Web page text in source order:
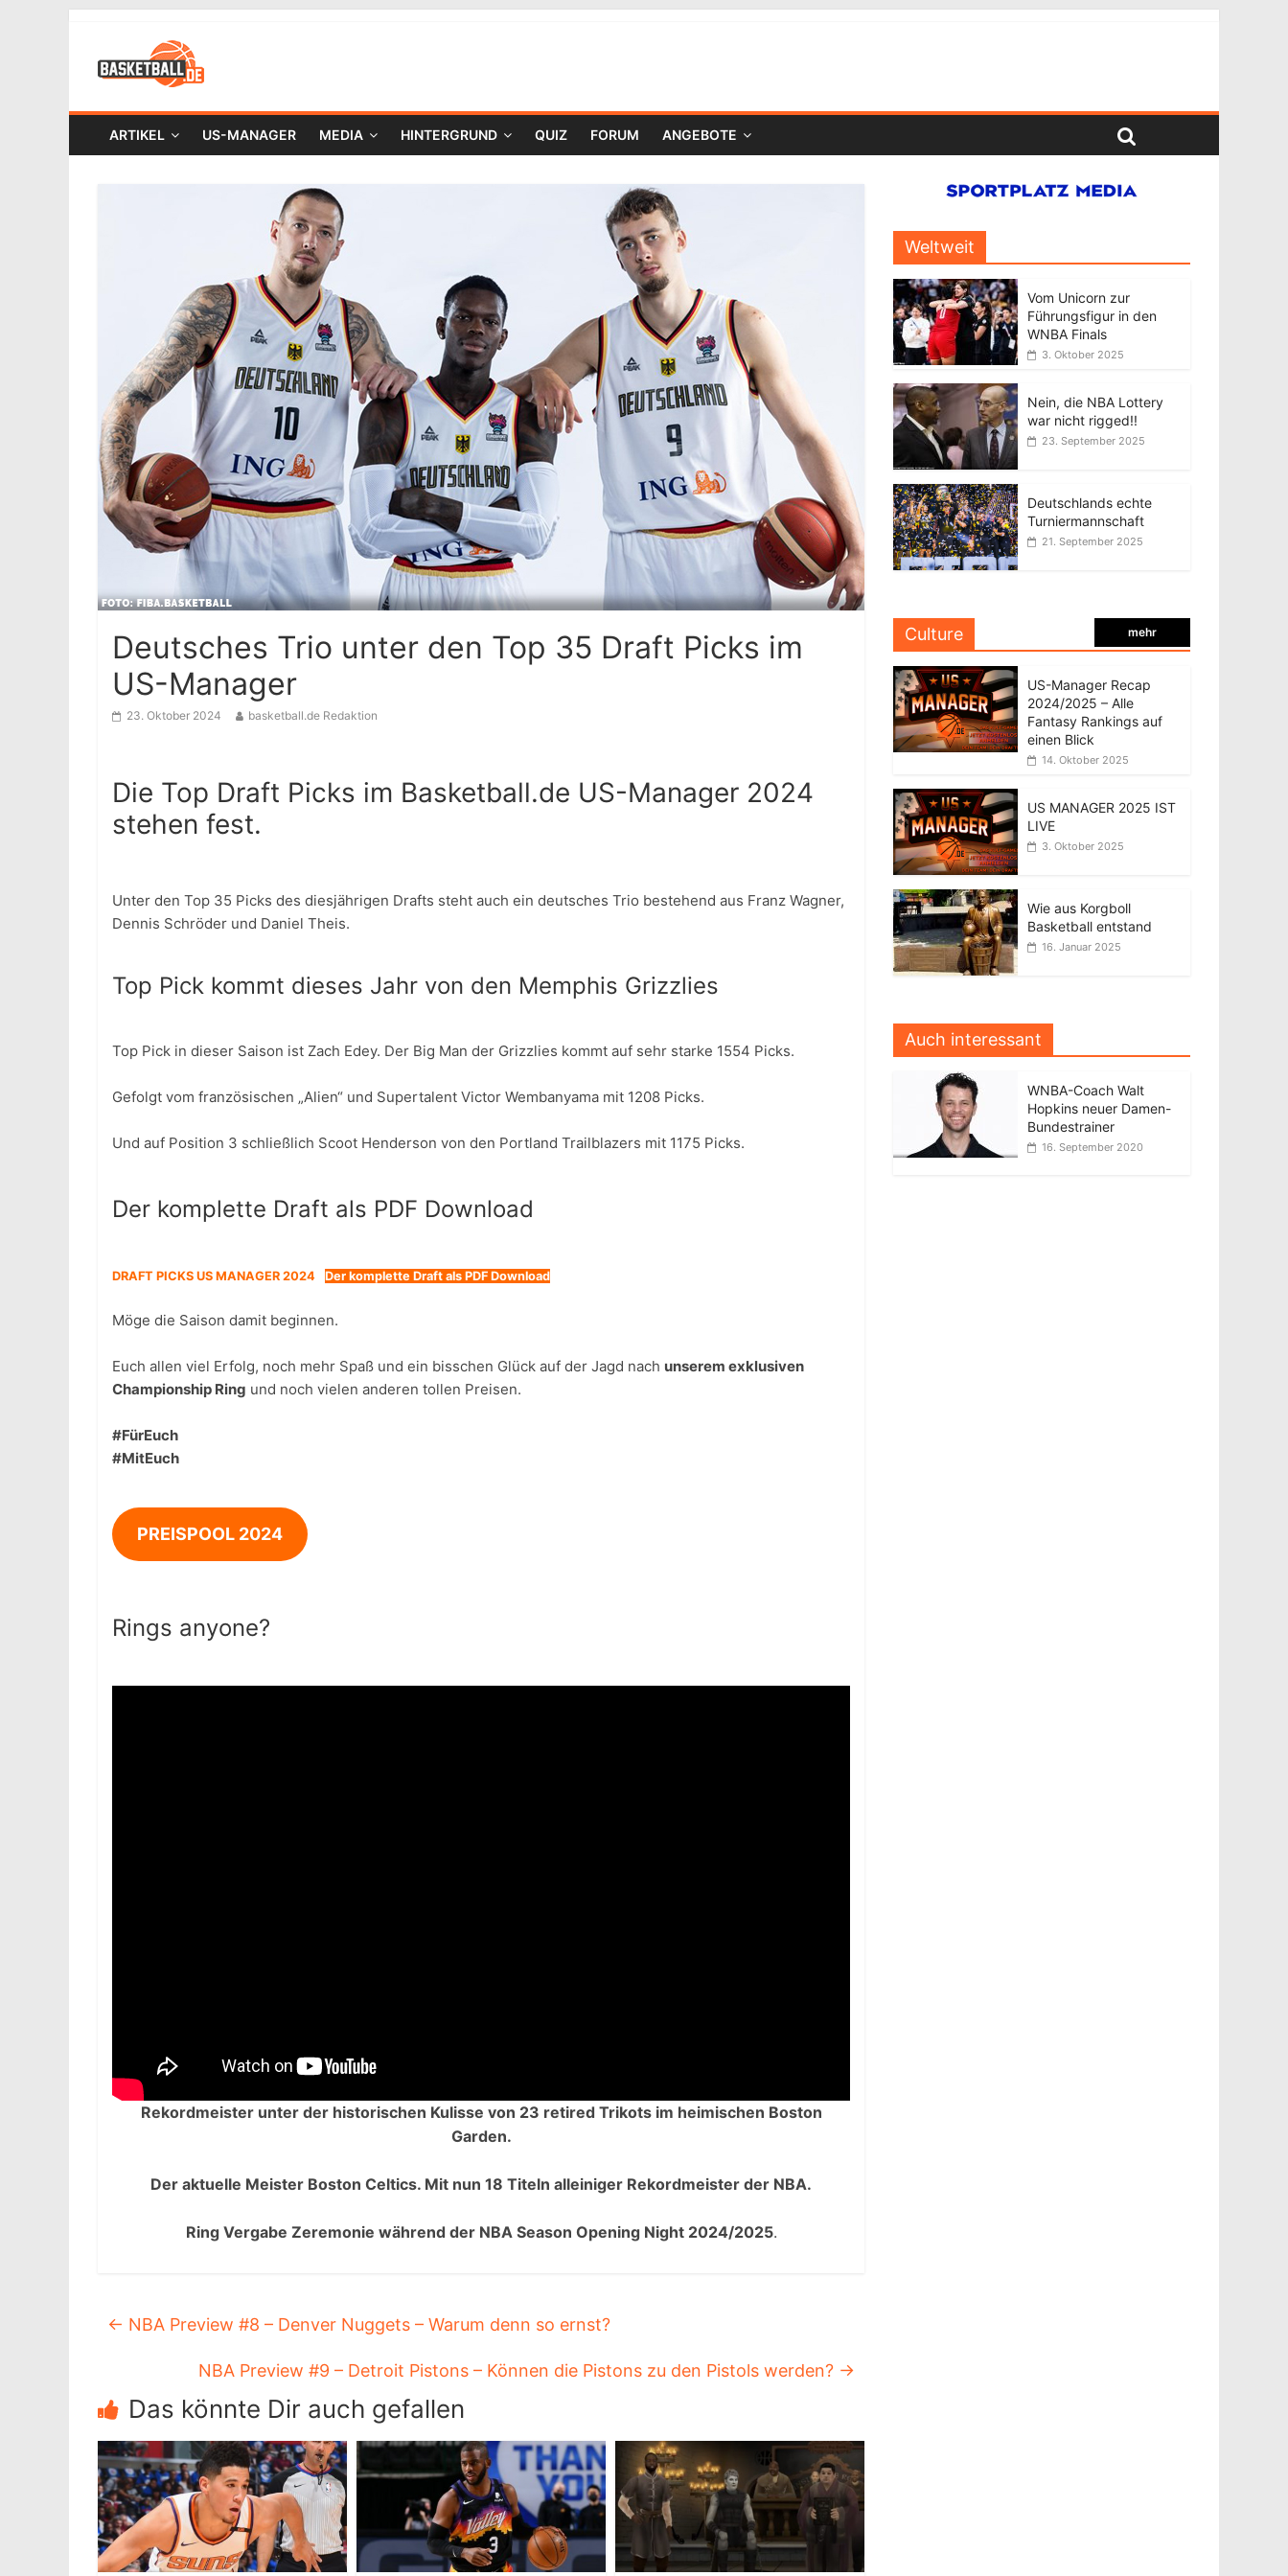
ARTIKEL US-MANAGER MEDIA HINTERGRUND QUIZ FORUM ANGEBOTE
Deutsches Trio unter den Top 35 Draft Picks im
US-Manager
23. Oktober 2024 basketball.de Redaktion
Die Top Draft Picks im Basketball.de US-Manager 2024
stehen fest.
Unter den Top 35 Picks des diesjährigen Drafts steht auch ein deutsches Trio bestehend aus Franz Wagner,
Dennis Schröder und Daniel Theis.
Top Pick kommt dieses Jahr von den Memphis Grizzlies
Top Pick in dieser Saison ist Zach Edey. Der Big Man der Grizzlies kommt auf sehr starke 1554 Picks.
Gefolgt vom französischen „Alien“ und Supertalent Victor Wembanyama mit 1208 Picks.
Und auf Position 3 schließlich Scoot Henderson von den Portland Trailblazers mit 1175 Picks.
Der komplette Draft als PDF Download
DRAFT PICKS US MANAGER 2024 Der komplette Draft als PDF Download
Möge die Saison damit beginnen.
Euch allen viel Erfolg, noch mehr Spaß und ein bisschen Glück auf der Jagd nach unserem exklusiven
Championship Ring und noch vielen anderen tollen Preisen.
#FürEuch
#MitEuch
PREISPOOL 2024
Rings anyone?
Rekordmeister unter der historischen Kulisse von 23 retired Trikots im heimischen Boston
Garden.
Der aktuelle Meister Boston Celtics. Mit nun 18 Titeln alleiniger Rekordmeister der NBA.
Ring Vergabe Zeremonie während der NBA Season Opening Night 2024/2025.
← NBA Preview #8 – Denver Nuggets – Warum denn so ernst?
NBA Preview #9 – Detroit Pistons – Können die Pistons zu den Pistols werden? →
Das könnte Dir auch gefallen
Weltweit
Vom Unicorn zur
Führungsfigur in den
WNBA Finals
3. Oktober 2025
Nein, die NBA Lottery
war nicht rigged!!
23. September 2025
Deutschlands echte
Turniermannschaft
21. September 2025
Culture mehr
US-Manager Recap
2024/2025 – Alle
Fantasy Rankings auf
einen Blick
14. Oktober 2025
US MANAGER 2025 IST
LIVE
3. Oktober 2025
Wie aus Korgboll
Basketball entstand
16. Januar 2025
Auch interessant
WNBA-Coach Walt
Hopkins neuer Damen-
Bundestrainer
16. September 2020